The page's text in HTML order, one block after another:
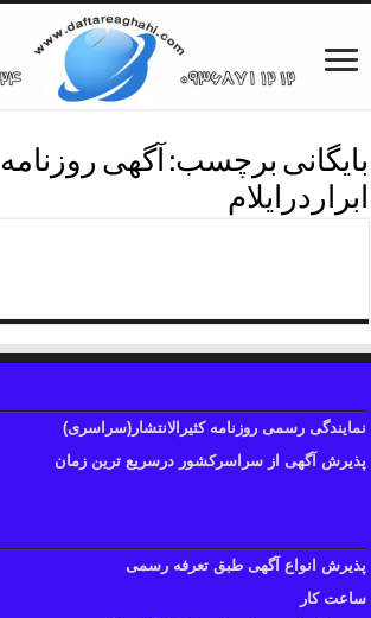
بایگانی برچسب: آگهی روزنامه
ابراردرایلام
نمایندگی رسمی روزنامه کثیرالانتشار(سراسری)
پذیرش آگهی از سراسرکشور درسریع ترین زمان
پذیرش انواع آگهی طبق تعرفه رسمی
ساعت کار